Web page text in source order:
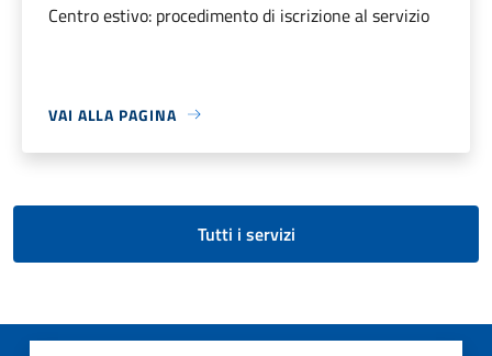
Centro estivo: procedimento di iscrizione al servizio
VAI ALLA PAGINA
Tutti i servizi